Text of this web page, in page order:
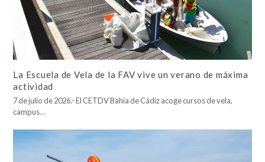
La Escuela de Vela de la FAV vive un verano de máxima
actividad
7 de julio de 2026.- El CETDV Bahía de Cádiz acoge cursos de vela,
campus…